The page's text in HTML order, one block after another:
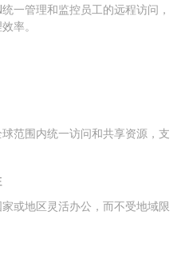
一管理和监控员工的远程访问，
率。
范围内统一访问和共享资源，支
或地区灵活办公，而不受地域限